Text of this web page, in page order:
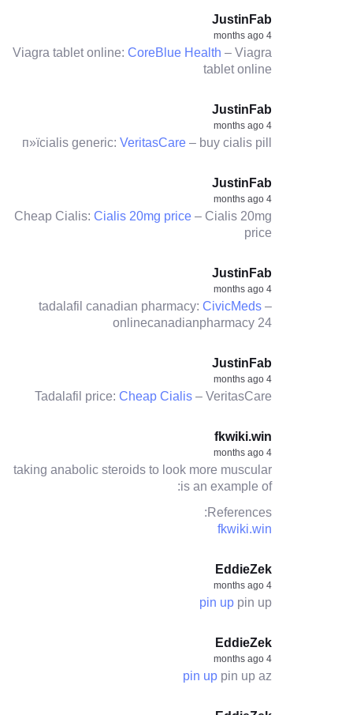
JustinFab
4 months ago
Viagra tablet online: CoreBlue Health – Viagra
tablet online
JustinFab
4 months ago
п»їcialis generic: VeritasCare – buy cialis pill
JustinFab
4 months ago
Cheap Cialis: Cialis 20mg price – Cialis 20mg
price
JustinFab
4 months ago
tadalafil canadian pharmacy: CivicMeds –
onlinecanadianpharmacy 24
JustinFab
4 months ago
Tadalafil price: Cheap Cialis – VeritasCare
fkwiki.win
4 months ago
taking anabolic steroids to look more muscular
is an example of:
References:
fkwiki.win
EddieZek
4 months ago
pin up pin up
EddieZek
4 months ago
pin up pin up az